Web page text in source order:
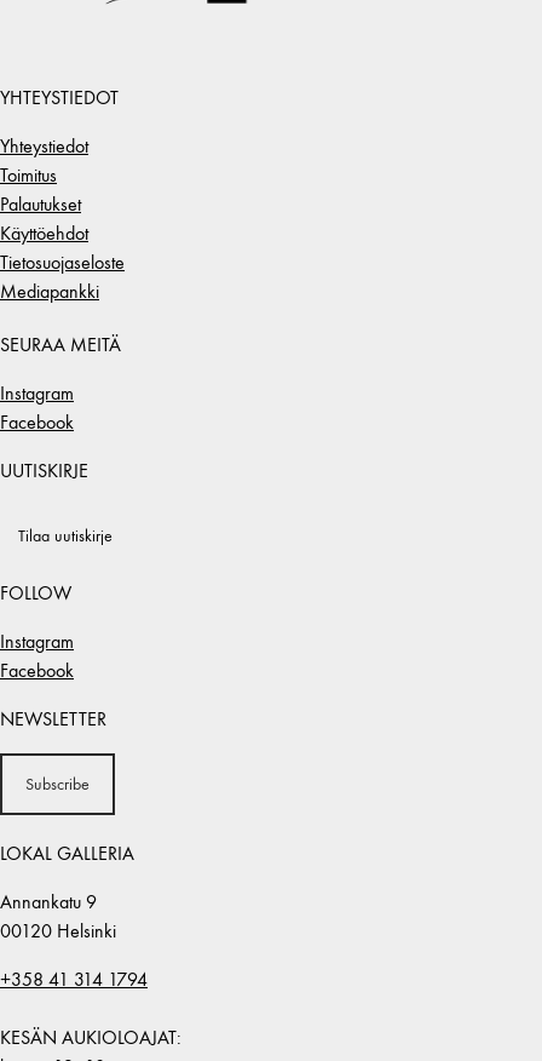
YHTEYSTIEDOT
Yhteystiedot
Toimitus
Palautukset
Käyttöehdot
Tietosuojaseloste
Mediapankki
SEURAA MEITÄ
Instagram
Facebook
UUTISKIRJE
Tilaa uutiskirje
FOLLOW
Instagram
Facebook
NEWSLETTER
Subscribe
LOKAL GALLERIA
Annankatu 9
00120 Helsinki
+358 41 314 1794
KESÄN AUKIOLOAJAT: